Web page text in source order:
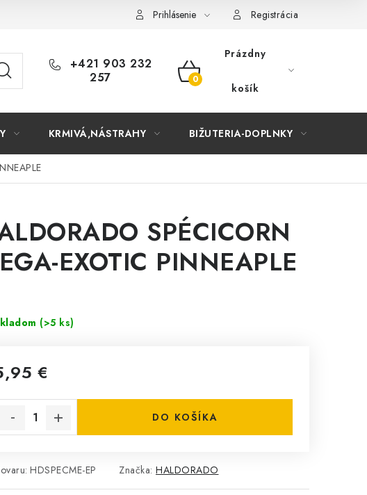
Prihlásenie Registrácia
+421 903 232
257
NÁKUPNÝ
Prázdny
košík
KRMIVÁ,NÁSTRAHY BIŽUTERIA-DOPLNKY
SPÉCICORN
EXOTIC PINNEAPLE
(>5 ks)
€
DO KOŠÍKA
HDSPECME-EP Značka: HALDORADO